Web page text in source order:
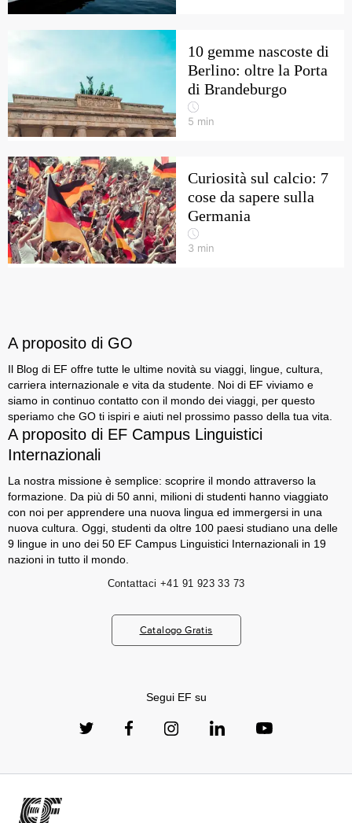
10 gemme nascoste di
Berlino: oltre la Porta
di Brandeburgo
5 min
Curiosità sul calcio: 7
cose da sapere sulla
Germania
3 min
A proposito di GO
Il Blog di EF offre tutte le ultime novità su viaggi, lingue, cultura,
carriera internazionale e vita da studente. Noi di EF viviamo e
siamo in continuo contatto con il mondo dei viaggi, per questo
speriamo che GO ti ispiri e aiuti nel prossimo passo della tua vita.
A proposito di EF Campus Linguistici
Internazionali
La nostra missione è semplice: scoprire il mondo attraverso la
formazione. Da più di 50 anni, milioni di studenti hanno viaggiato
con noi per apprendere una nuova lingua ed immergersi in una
nuova cultura. Oggi, studenti da oltre 100 paesi studiano una delle
9 lingue in uno dei 50 EF Campus Linguistici Internazionali in 19
nazioni in tutto il mondo.
Contattaci +41 91 923 33 73
Catalogo Gratis
Segui EF su